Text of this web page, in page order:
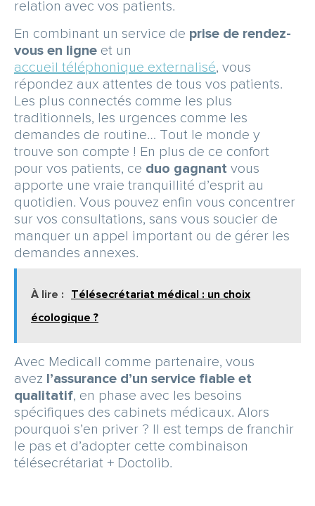
relation avec vos patients.
En combinant un service de prise de rendez-
vous en ligne et un
accueil téléphonique externalisé, vous
répondez aux attentes de tous vos patients.
Les plus connectés comme les plus
traditionnels, les urgences comme les
demandes de routine… Tout le monde y
trouve son compte ! En plus de ce confort
pour vos patients, ce duo gagnant vous
apporte une vraie tranquillité d’esprit au
quotidien. Vous pouvez enfin vous concentrer
sur vos consultations, sans vous soucier de
manquer un appel important ou de gérer les
demandes annexes.
À lire : Télésecrétariat médical : un choix
écologique ?
Avec Medicall comme partenaire, vous
avez l’assurance d’un service fiable et
qualitatif, en phase avec les besoins
spécifiques des cabinets médicaux. Alors
pourquoi s’en priver ? Il est temps de franchir
le pas et d’adopter cette combinaison
télésecrétariat + Doctolib.